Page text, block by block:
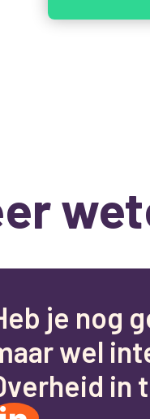
eb je nog g
aarwel int
verheid in t